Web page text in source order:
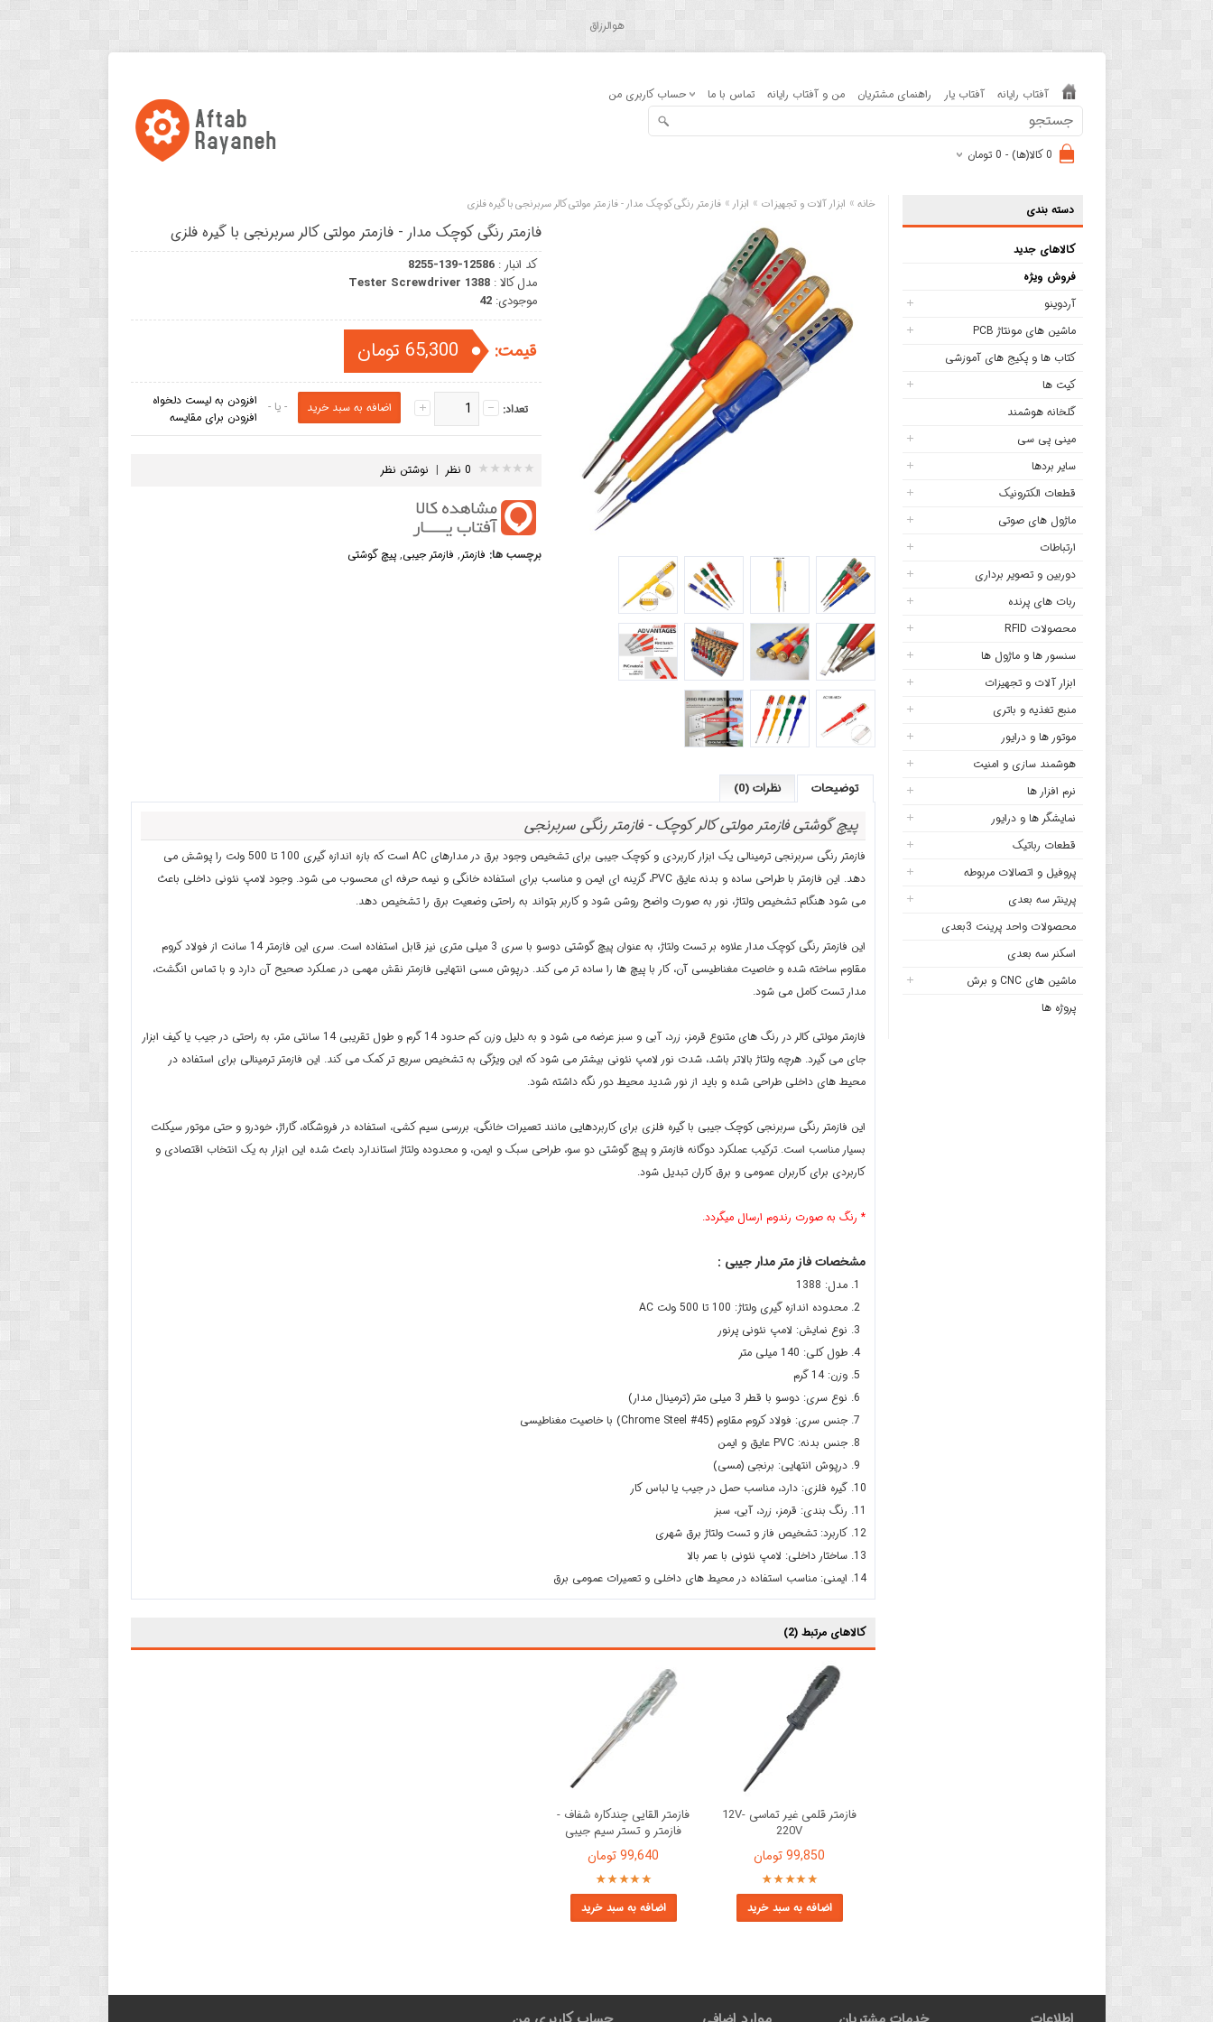
هوالرزاق
آفتاب رایانه آفتاب یار راهنمای مشتریان من و آفتاب رایانه تماس با ما حساب کاربری من
0 کالا(ها) - 0 تومان
دسته بندی
کالاهای جدید
فروش ویژه
آردوینو
ماشین های مونتاژ PCB
کتاب ها و پکیج های آموزشی
کیت ها
گلخانه هوشمند
مینی پی سی
سایر بردها
قطعات الکترونیک
ماژول های صوتی
ارتباطات
دوربین و تصویر برداری
ربات های پرنده
محصولات RFID
سنسور ها و ماژول ها
ابزار آلات و تجهیزات
منبع تغذیه و باتری
موتور ها و درایور
هوشمند سازی و امنیت
نرم افزار ها
نمایشگر ها و درایور
قطعات رباتیک
پروفیل و اتصالات مربوطه
پرینتر سه بعدی
محصولات واحد پرینت 3بعدی
اسکنر سه بعدی
ماشین های CNC و برش
پروژه ها
خانه » ابزار آلات و تجهیزات » ابزار »فازمتر رنگی کوچک مدار - فازمتر مولتی کالر سربرنجی با گیره فلزی
فازمتر رنگی کوچک مدار - فازمتر مولتی کالر سربرنجی با گیره فلزی
کد انبار :8255-139-12586
مدل کالا :Tester Screwdriver 1388
موجودی:42
قیمت: 65,300 تومان
تعداد: - یا - افزودن به لیست دلخواه
افزودن برای مقایسه
0 نظر | نوشتن نظر
برچسب ها: فازمتر, فازمتر جیبی,پیچ گوشتی
توضیحات نظرات (0)
پیچ گوشتی فازمتر مولتی کالر کوچک - فازمتر رنگی سربرنجی
فازمتر رنگی سربرنجی ترمینالی یک ابزار کاربردی و کوچک جیبی برای تشخیص وجود برق در مدارهای AC است که بازه اندازه گیری 100 تا 500 ولت را پوشش می
دهد. این فازمتر با طراحی ساده و بدنه عایق PVC، گزینه ای ایمن و مناسب برای استفاده خانگی و نیمه حرفه ای محسوب می شود. وجود لامپ نئونی داخلی باعث
می شود هنگام تشخیص ولتاژ، نور به صورت واضح روشن شود و کاربر بتواند به راحتی وضعیت برق را تشخیص دهد.
این فازمتر رنگی کوچک مدار علاوه بر تست ولتاژ، به عنوان پیچ گوشتی دوسو با سری 3 میلی متری نیز قابل استفاده است. سری این فازمتر 14 سانت از فولاد کروم
مقاوم ساخته شده و خاصیت مغناطیسی آن، کار با پیچ ها را ساده تر می کند. درپوش مسی انتهایی فازمتر نقش مهمی در عملکرد صحیح آن دارد و با تماس انگشت،
مدار تست کامل می شود.
فازمتر مولتی کالر در رنگ های متنوع قرمز، زرد، آبی و سبز عرضه می شود و به دلیل وزن کم حدود 14 گرم و طول تقریبی 14 سانتی متر، به راحتی در جیب یا کیف ابزار
جای می گیرد. هرچه ولتاژ بالاتر باشد، شدت نور لامپ نئونی بیشتر می شود که این ویژگی به تشخیص سریع تر کمک می کند. این فازمتر ترمینالی برای استفاده در
محیط های داخلی طراحی شده و باید از نور شدید محیط دور نگه داشته شود.
این فازمتر رنگی سربرنجی کوچک جیبی با گیره فلزی برای کاربردهایی مانند تعمیرات خانگی، بررسی سیم کشی، استفاده در فروشگاه، گاراژ، خودرو و حتی موتور سیکلت
بسیار مناسب است. ترکیب عملکرد دوگانه فازمتر و پیچ گوشتی دو سو، طراحی سبک و ایمن، و محدوده ولتاژ استاندارد باعث شده این ابزار به یک انتخاب اقتصادی و
کاربردی برای کاربران عمومی و برق کاران تبدیل شود.
* رنگ به صورت رندوم ارسال میگردد.
مشخصات فاز متر مدار جیبی :
مدل: 1388
محدوده اندازه گیری ولتاژ: 100 تا 500 ولت AC
نوع نمایش: لامپ نئونی پرنور
طول کلی: 140 میلی متر
وزن: 14 گرم
نوع سری: دوسو با قطر 3 میلی متر (ترمینال مدار)
جنس سری: فولاد کروم مقاوم (45# Chrome Steel) با خاصیت مغناطیسی
جنس بدنه: PVC عایق و ایمن
درپوش انتهایی: برنجی (مسی)
گیره فلزی: دارد، مناسب حمل در جیب یا لباس کار
رنگ بندی: قرمز، زرد، آبی، سبز
کاربرد: تشخیص فاز و تست ولتاژ برق شهری
ساختار داخلی: لامپ نئونی با عمر بالا
ایمنی: مناسب استفاده در محیط های داخلی و تعمیرات عمومی برق
کالاهای مرتبط (2)
فازمتر قلمی غیر تماسی 12V-
220V
99,850 تومان
اضافه به سبد خرید
فازمتر القایی چندکاره شفاف -
فازمتر و تستر سیم جیبی
99,640 تومان
اضافه به سبد خرید